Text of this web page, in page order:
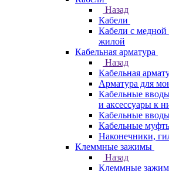
Назад
Кабели
Кабели с медной
жилой
Кабельная арматура
Назад
Кабельная
Арматура для
Кабельные
и аксессуары к
Кабельные
Кабельные
Наконечники,
Клеммные зажимы
Назад
Клеммные